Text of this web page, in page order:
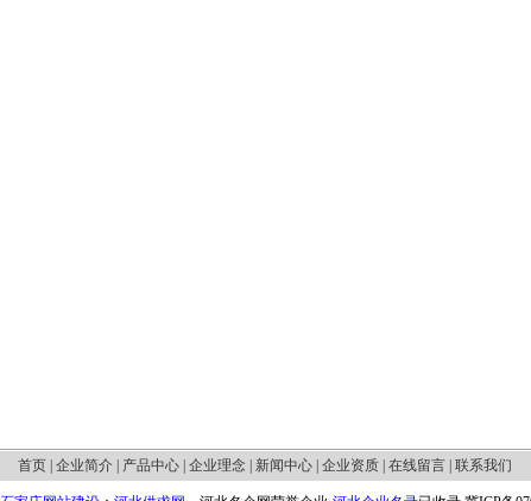
首页 企业简介 产品中心 企业理念 新闻中心 企业资质 在线留言 联系我们